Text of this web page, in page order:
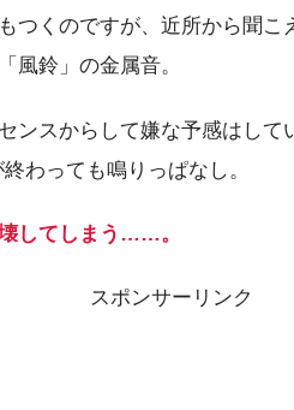
つくのですが、近所から聞
風鈴」の金属音。
ンスからして嫌な予感はし
わっても鳴りっぱなし。
してしまう……。
スポンサーリンク